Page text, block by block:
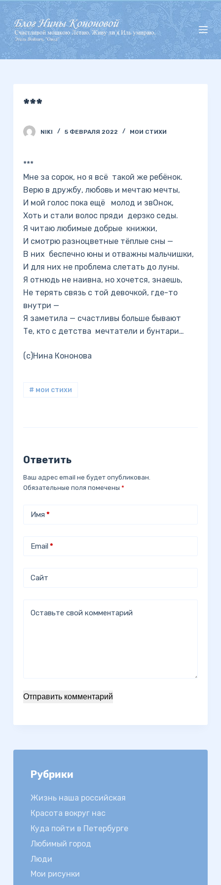
П
е
р
е
й
***
NIKI 5 ФЕВРАЛЯ 2022 МОИ СТИХИ
***
Мне за сорок, но я всё такой же ребёнок.
Верю в дружбу, любовь и мечтаю мечты,
И мой голос пока ещё молод и звОнок,
Хоть и стали волос пряди дерзко седы.
Я читаю любимые добрые книжки,
И смотрю разноцветные тёплые сны —
В них беспечно юны и отважны мальчишки,
И для них не проблема слетать до луны.
Я отнюдь не наивна, но хочется, знаешь,
Не терять связь с той девочкой, где-то
внутри —
Я заметила — счастливы больше бывают
Те, кто с детства мечтатели и бунтари…
(с)Нина Кононова
# мои стихи
Ответить
Ваш адрес email не будет опубликован.
Обязательные поля помечены *
Имя *
Email *
Сайт
Оставьте свой комментарий
Отправить комментарий
Рубрики
Жизнь наша российская
Красота вокруг нас
Куда пойти в Петербурге
Любимый город
Люди
Мои рисунки